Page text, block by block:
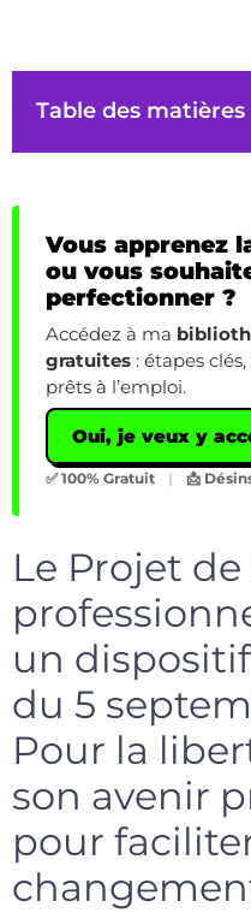
Table des matières
Vous apprenez
ou vous
perfectionner ?
Accédez à ma
gratuites : étapes
prêts à l’emploi.
Oui, je veux y
✅ 100% Gratuit | 📩
Le Projet
un
du 5
Pour la
son avenir
pour